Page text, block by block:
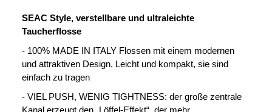
SEAC Style, verstellbare und ultraleichte
Taucherflosse
- 100% MADE IN ITALY Flossen mit einem modernen
und attraktiven Design. Leicht und kompakt, sie sind
einfach zu tragen
- VIEL PUSH, WENIG TIGHTNESS: der große zentrale
Kanal erzeugt den „Löffel-Effekt“, der mehr